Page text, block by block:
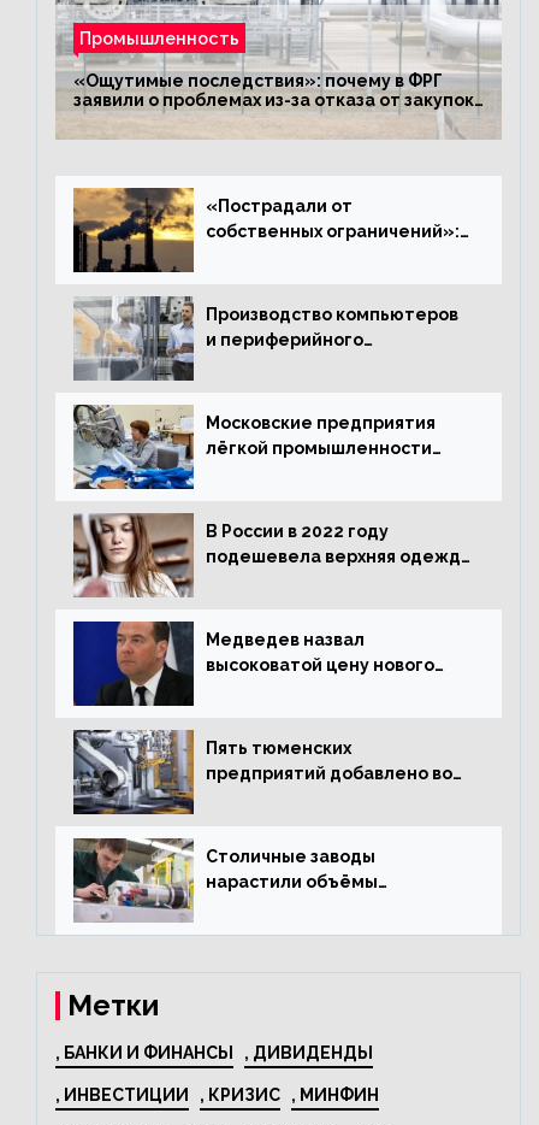
Промышленность
«Ощутимые последствия»: почему в ФРГ
заявили о проблемах из-за отказа от закупок
российского газа
«Пострадали от
собственных ограничений»:
промышленности
Производство компьютеров
и периферийного
Московские предприятия
лёгкой промышленности
В России в 2022 году
подешевела верхняя одежда
Медведев назвал
высоковатой цену нового
Пять тюменских
предприятий добавлено во
туризма
Столичные заводы
нарастили объёмы
электрооборудования на
Метки
, БАНКИ И ФИНАНСЫ , ДИВИДЕНДЫ
, ИНВЕСТИЦИИ , КРИЗИС , МИНФИН